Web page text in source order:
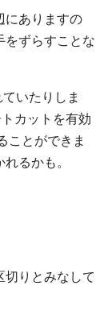
にありますの
をずらすことな
いたりしま
カットを有効
ことができま
るかも。
りとみなして